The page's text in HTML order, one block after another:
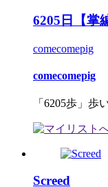
6205日【掌
comecomepig
comecomepig
「6205歩」歩
Screed